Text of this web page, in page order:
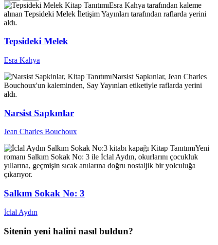
Kitap TanıtımıEsra Kahya tarafından kaleme
alınan Tepsideki Melek İletişim Yayınları tarafından raflarda yerini
aldı.
Tepsideki Melek
Esra Kahya
Kitap TanıtımıNarsist Sapkınlar, Jean Charles
Bouchoux'un kaleminden, Say Yayınları etiketiyle raflarda yerini
aldı.
Narsist Sapkınlar
Jean Charles Bouchoux
Kitap TanıtımıYeni
romanı Salkım Sokak No: 3 ile İclal Aydın, okurlarını çocukluk
yıllarına, geçmişin sıcak anılarına doğru nostaljik bir yolculuğa
çıkarıyor.
Salkım Sokak No: 3
İclal Aydın
Sitenin yeni halini nasıl buldun?